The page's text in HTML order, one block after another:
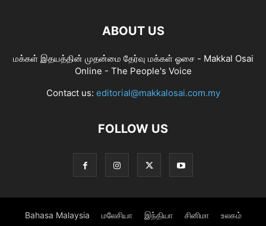
ABOUT US
மக்கள் இதயத்தின் முதன்மை தேர்வு மக்கள் ஓசை - Makkal Osai
Online - The People's Voice
Contact us: editorial@makkalosai.com.my
FOLLOW US
Bahasa Malaysia மலேசியா இந்தியா சினிமா உலகம்